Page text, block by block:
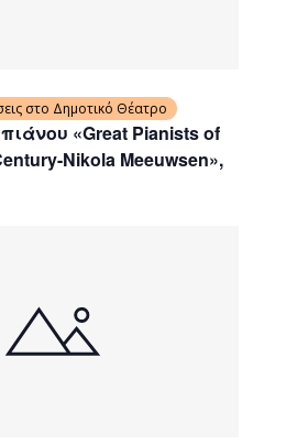
«Great Pianists of
Nikola Meeuwsen»,
στο Δημοτικό Θέατρο